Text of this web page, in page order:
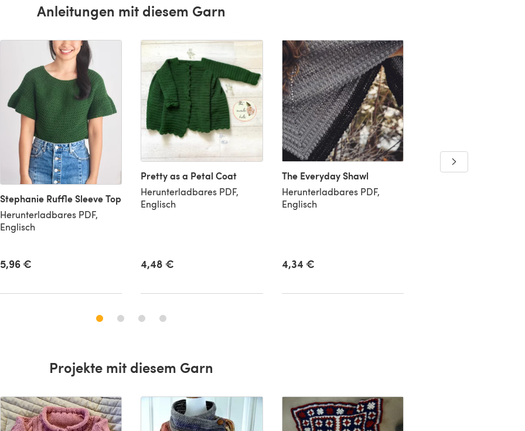
Anleitungen mit diesem Garn
Stephanie Ruffle Sleeve Top
Herunterladbares PDF,
Englisch
5,96 €
Pretty as a Petal Coat
Herunterladbares PDF,
Englisch
4,48 €
The Everyday Shawl
Herunterladbares PDF,
Englisch
4,34 €
Projekte mit diesem Garn